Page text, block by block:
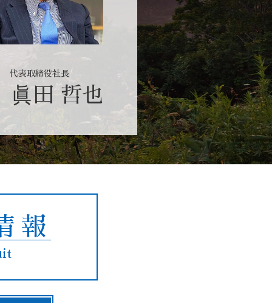
代表取締役社長
眞田 哲也
報